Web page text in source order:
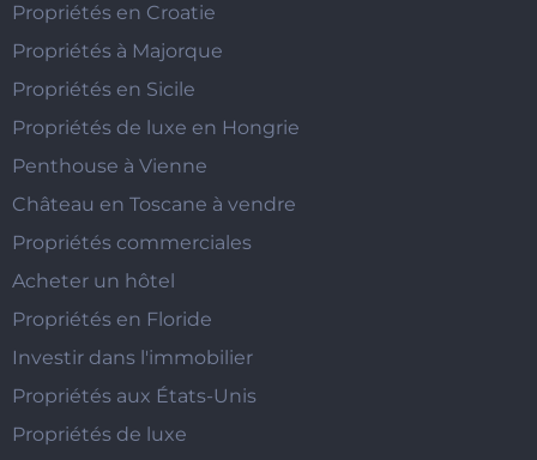
Propriétés en Croatie
Propriétés à Majorque
Propriétés en Sicile
Propriétés de luxe en Hongrie
Penthouse à Vienne
Château en Toscane à vendre
Propriétés commerciales
Acheter un hôtel
Propriétés en Floride
Investir dans l'immobilier
Propriétés aux États-Unis
Propriétés de luxe